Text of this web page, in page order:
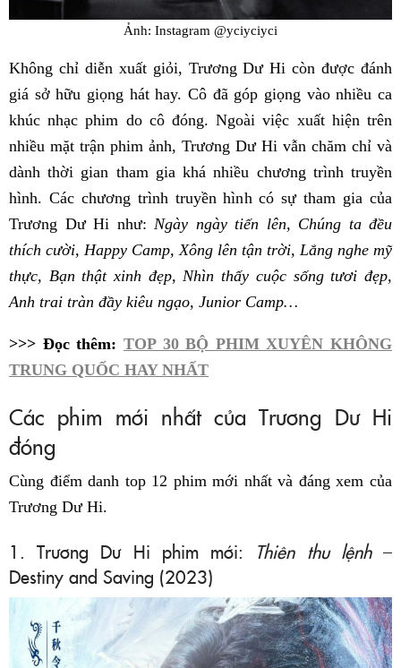
Ảnh: Instagram @yciyciyci
Không chỉ diễn xuất giỏi, Trương Dư Hi còn được đánh
giá sở hữu giọng hát hay. Cô đã góp giọng vào nhiều ca
khúc nhạc phim do cô đóng. Ngoài việc xuất hiện trên
nhiều mặt trận phim ảnh, Trương Dư Hi vẫn chăm chỉ và
dành thời gian tham gia khá nhiều chương trình truyền
hình. Các chương trình truyền hình có sự tham gia của
Trương Dư Hi như: Ngày ngày tiến lên, Chúng ta đều
thích cười, Happy Camp, Xông lên tận trời, Lắng nghe mỹ
thực, Bạn thật xinh đẹp, Nhìn thấy cuộc sống tươi đẹp,
Anh trai tràn đầy kiêu ngạo, Junior Camp…
>>> Đọc thêm: TOP 30 BỘ PHIM XUYÊN KHÔNG
TRUNG QUỐC HAY NHẤT
Các phim mới nhất của Trương Dư Hi
đóng
Cùng điểm danh top 12 phim mới nhất và đáng xem của
Trương Dư Hi.
1. Trương Dư Hi phim mới: Thiên thu lệnh–
Destiny and Saving (2023)